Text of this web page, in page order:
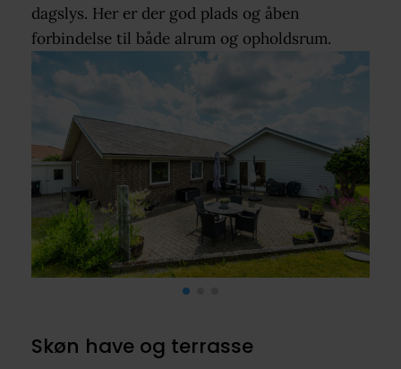
dagslys. Her er der god plads og åben
forbindelse til både alrum og opholdsrum.
Skøn have og terrasse